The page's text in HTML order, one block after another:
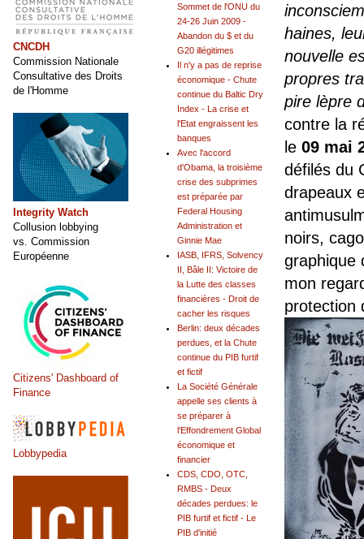
haines,
nouvelle
propres
pire lèpre
contre la
le 09 mai
défilés du
drapeaux
noirs,
graphique
mon
protection
Sommet de l'ONU du
24-26 Juin 2009 -
Abandon du $ et du
G20 illégitimes
Il n'y a pas de reprise
économique - Chute
continue du Baltic Dry
Index - La crise et
l'Etat engraissent les
banques
Avec l'accord
d'Obama, la troisième
crise des subprimes
est préparée par
Federal Housing
Administration et
Ginnie Mae
IASB, IFRS, Solvency
II, Bâle II: Victoire de
la Lutte des classes
financières - Droit de
cacher les risques
Berlin: deux décades
perdues, et la Chute
continue du PIB furtif
et fictif
La Société Générale
appelle ses clients à
se préparer à
l'Effondrement Global
économique et
financier
CDS, CDO, OTC,
RMBS - Deux
décades perdues: le
PIB furtif et fictif - Le
PIB d'initié
CNCDH
Commission Nationale
Consultative des Droits
de l'Homme
Integrity Watch
Collusion lobbying
vs. Commission
Européenne
Citizens' Dashboard of
Finance
Lobbypedia